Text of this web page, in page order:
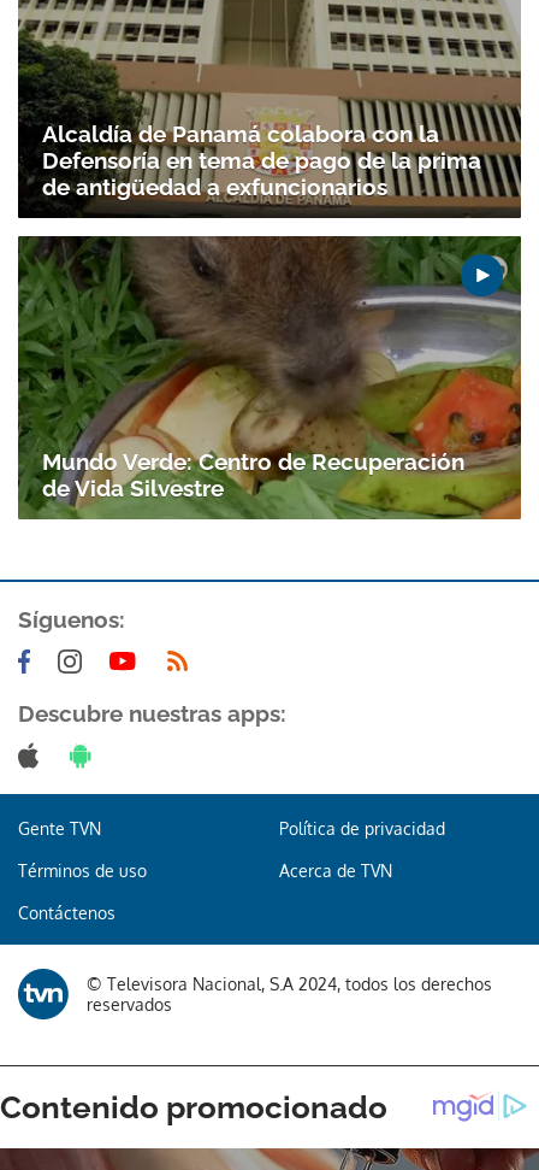
Alcaldía de Panamá colabora con la
Defensoría en tema de pago de la prima
de antigüedad a exfuncionarios
Mundo Verde: Centro de Recuperación
de Vida Silvestre
Síguenos:
Descubre nuestras apps:
Gente TVN Política de privacidad
Términos de uso Acerca de TVN
Contáctenos
© Televisora Nacional, S.A 2024, todos los derechos
reservados